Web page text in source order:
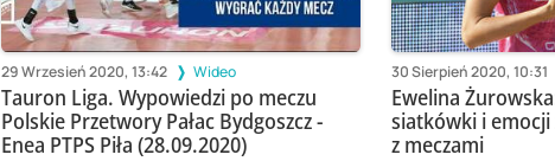
29 Wrzesień 2020, 13:42 Wideo
Tauron Liga. Wypowiedzi po meczu
Polskie Przetwory Pałac Bydgoszcz -
Enea PTPS Piła (28.09.2020)
30 Sierpień 2020, 10:31
Ewelina
siatkówki i emocji
z meczami